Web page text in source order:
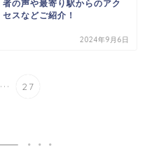
者の声や最寄り駅からのアク
セスなどご紹介！
2024年9月6日
... 27